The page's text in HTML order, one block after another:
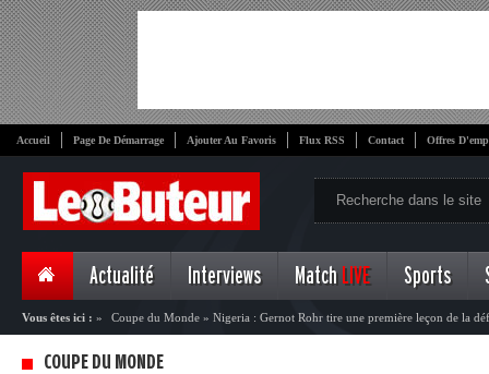
Accueil Page De Démarrage Ajouter Au Favoris Flux RSS Contact Offres
Actualité Interviews Match LIVE Sports
Vous êtes ici : » Coupe du Monde » Nigeria : Gernot Rohr tire une première leçon de la
COUPE DU MONDE